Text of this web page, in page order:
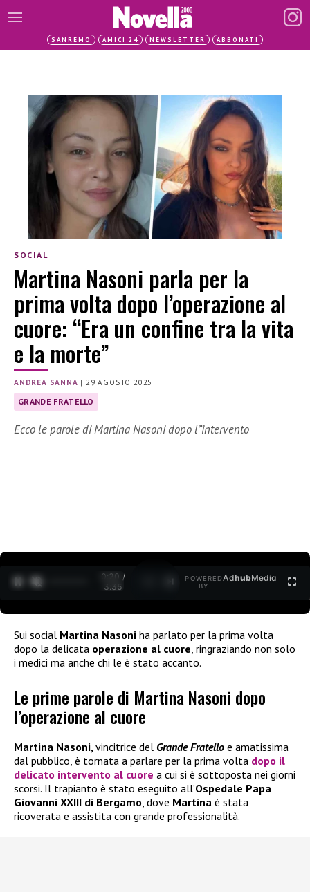
SANREMO AMICI 24 NEWSLETTER ABBONATI
SOCIAL
Martina Nasoni parla per la
prima volta dopo l’operazione al
cuore: “Era un confine tra la vita
e la morte”
ANDREA SANNA |29 AGOSTO 2025
GRANDE FRATELLO
Ecco le parole di Martina Nasoni dopo l”intervento
0:21 /
3:35
POWERED
BY
AdhubMedia
Sui social Martina Nasoni ha parlato per la prima volta
dopo la delicata operazione al cuore , ringraziando non solo
i medici ma anche chi le è stato accanto.
Le prime parole di Martina Nasoni dopo
l’operazione al cuore
Martina Nasoni,vincitrice del Grande Fratello e amatissima
dal pubblico, è tornata a parlare per la prima volta dopo il
delicato intervento al cuore a cui si è sottoposta nei giorni
scorsi. Il trapianto è stato eseguito all’Ospedale Papa
Giovanni XXIII di Bergamo, dove Martina è stata
ricoverata e assistita con grande professionalità.